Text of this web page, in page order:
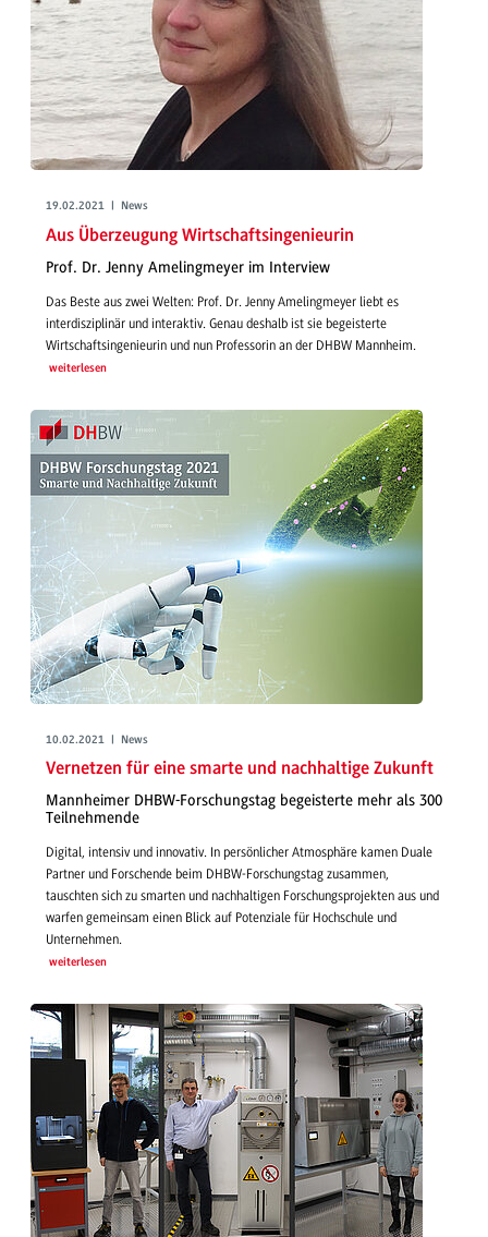
19.02.2021 | News
Aus Überzeugung Wirtschaftsingenieurin
Prof. Dr. Jenny Amelingmeyer im Interview
Das Beste aus zwei Welten: Prof. Dr. Jenny Amelingmeyer liebt es
interdisziplinär und interaktiv. Genau deshalb ist sie begeisterte
Wirtschaftsingenieurin und nun Professorin an der DHBW Mannheim.
weiterlesen
10.02.2021 | News
Vernetzen für eine smarte und nachhaltige Zukunft
Mannheimer DHBW-Forschungstag begeisterte mehr als 300
Teilnehmende
Digital, intensiv und innovativ. In persönlicher Atmosphäre kamen Duale
Partner und Forschende beim DHBW-Forschungstag zusammen,
tauschten sich zu smarten und nachhaltigen Forschungsprojekten aus und
warfen gemeinsam einen Blick auf Potenziale für Hochschule und
Unternehmen.
weiterlesen